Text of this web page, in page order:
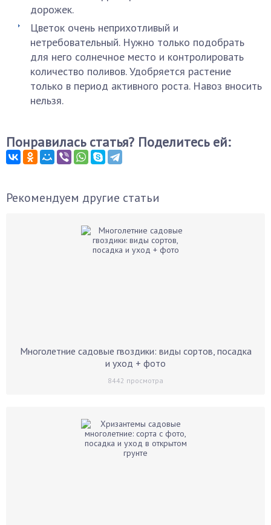
дорожек.
Цветок очень неприхотливый и
нетребовательный. Нужно только подобрать
для него солнечное место и контролировать
количество поливов. Удобряется растение
только в период активного роста. Навоз вносить
нельзя.
Понравилась статья? Поделитесь ей:
Рекомендуем другие статьи
Многолетние садовые гвоздики: виды сортов, посадка
и уход + фото
8442 просмотра